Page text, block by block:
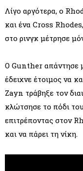
Λίγο αργότερα, ο
και ένα Cross
στο ρινγκ μέτρησε
Ο Gunther απάντησε
έδειχνε έτοιμος να
Zayn τράβηξε τον
κλώτσησε το πόδι
επιτρέποντας στον
και να πάρει τη νίκη.